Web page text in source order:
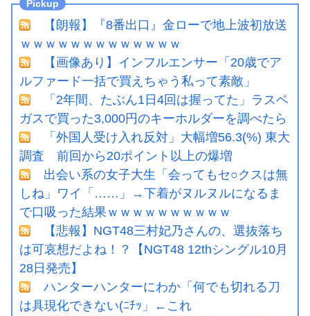
【朗報】『8番出口』金ローで地上波初放送
ｗｗｗｗｗｗｗｗｗｗｗｗｗ
【画像あり】インフルエンサー「20歳でア
ルファード一括で買えちゃう私って素敵」
「2年間、たぶん1日4回は握ってた」ラスベ
ガスで買った3,000円のキーホルダーを調べたら
「外国人受け入れ反対」大幅増56.3(%) 東大
調査 前回から20ポイント以上の爆増
出会い系の女子大生「会ってもセ○クスは無
しね」ワイ「……」→下着がヌルヌルになるま
で口吸った結果ｗｗｗｗｗｗｗｗｗｗ
【悲報】NGT48三村妃乃さんの、選抜落ち
は可哀想だよね！？【NGT48 12thシングル10月
28日発売】
ハンターハンターにわか「何でも切れる刀
は具現化できない(ﾆﾁｯ」←これ